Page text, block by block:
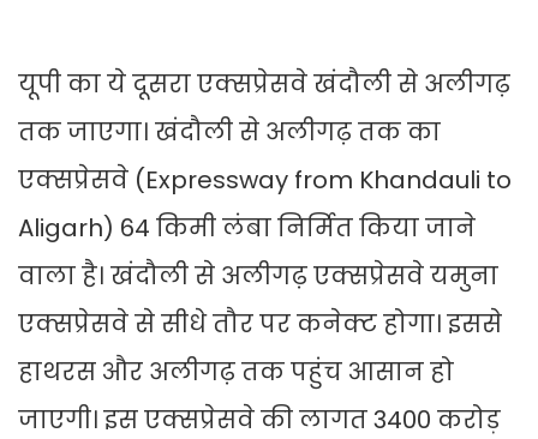
यूपी का ये दूसरा एक्सप्रेसवे खंदौली से अलीगढ़
तक जाएगा। खंदौली से अलीगढ़ तक का
एक्सप्रेसवे (Expressway from Khandauli to
Aligarh) 64 किमी लंबा निर्मित किया जाने
वाला है। खंदौली से अलीगढ़ एक्सप्रेसवे यमुना
एक्सप्रेसवे से सीधे तौर पर कनेक्ट होगा। इससे
हाथरस और अलीगढ़ तक पहुंच आसान हो
जाएगी। इस एक्सप्रेसवे की लागत 3400 करोड़